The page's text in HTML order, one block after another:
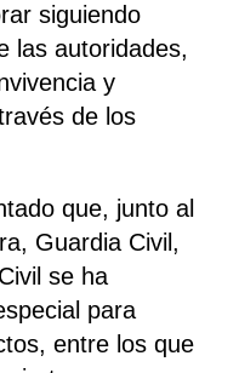
siguiendo
las autoridades,
y
de los
que, junto al
Guardia Civil,
se ha
para
entre los que